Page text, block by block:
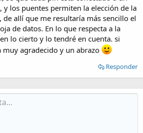
y los puentes permiten la elección de la
de allí que me resultaría más sencillo el
de datos. En lo que respecta a la
lo cierto y lo tendré en cuenta. si
muy agradecido y un abrazo
Responder